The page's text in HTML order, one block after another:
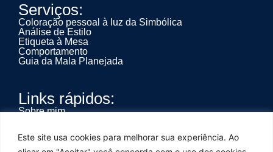
Este site usa cookies para melhorar sua experiência. Ao
Serviços:
Coloração pessoal à luz da Simbólica
Análise de Estilo
Etiqueta à Mesa
Comportamento
Guia da Mala Planejada
Links rápidos:
Sobre mim
Dúvidas